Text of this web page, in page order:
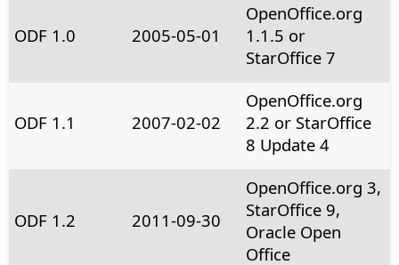
ODF 1.0 2005-05-01
OpenOffice.org
1.1.5 or
StarOffice 7
ODF 1.1 2007-02-02
OpenOffice.org
2.2 or StarOffice
8 Update 4
ODF 1.2 2011-09-30
OpenOffice.org 3,
StarOffice 9,
Oracle Open
Office